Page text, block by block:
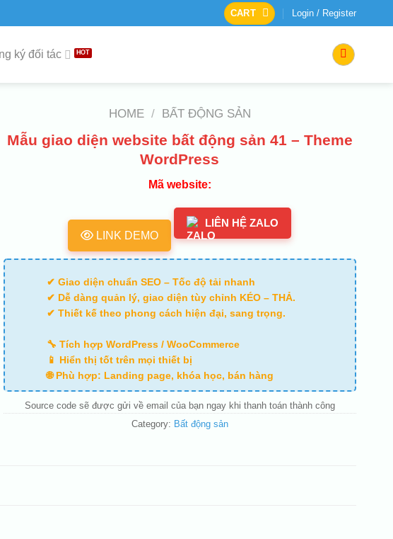
CART Login / Register
ký đối tác
HOME / BẤT ĐỘNG SẢN
Mẫu giao diện website bất động sản 41 – Theme
WordPress
Mã website:
LINK DEMO
LIÊN HỆ ZALO
✔ Giao diện chuẩn SEO – Tốc độ tải nhanh
✔ Dễ dàng quản lý, giao diện tùy chỉnh KÉO – THẢ.
✔ Thiết kế theo phong cách hiện đại, sang trọng.
🔧 Tích hợp WordPress / WooCommerce
📱 Hiển thị tốt trên mọi thiết bị
🌐 Phù hợp: Landing page, khóa học, bán hàng
Source code sẽ được gửi về email của bạn ngay khi thanh toán thành công
Category: Bất động sản